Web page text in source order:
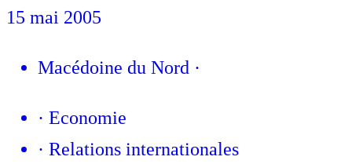
15 mai 2005
Macédoine du Nord ·
· Economie
· Relations internationales